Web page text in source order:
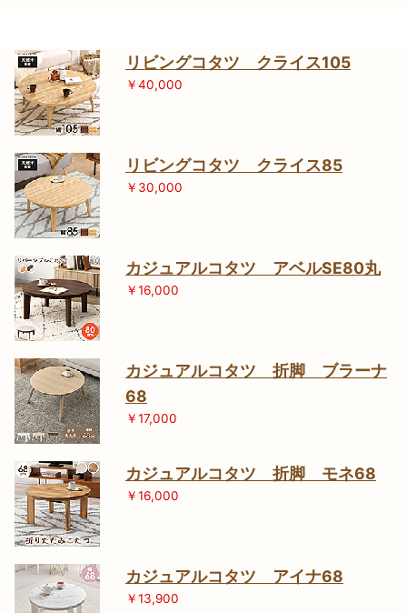
リビングコタツ クライス105
￥40,000
リビングコタツ クライス85
￥30,000
カジュアルコタツ アベルSE80丸
￥16,000
カジュアルコタツ 折脚 ブラーナ
68
￥17,000
カジュアルコタツ 折脚 モネ68
￥16,000
カジュアルコタツ アイナ68
￥13,900